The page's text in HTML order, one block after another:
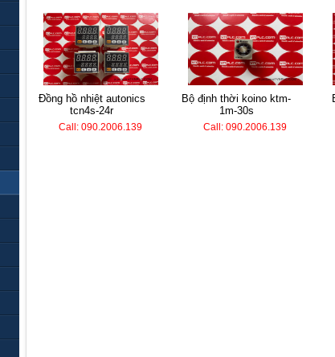
đồng hồ nhiệt autonics
tcn4s-24r
Call: 090.2006.139
bộ định thời koino ktm-
1m-30s
Call: 090.2006.139